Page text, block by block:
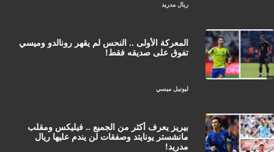
ريال مدريد
ليونيل ميسي
المعركة الأولى .. النحس لم يقهر رونالدو وميسي
تفوق على صديقه فقط!
بيريز يعرف أكثر من الجميع .. فيليكس ومقلب
مانشستر يونايتد وصفقات لن يندم عليها ريال
مدريد!